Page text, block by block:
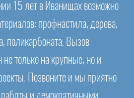
15 лет в Иванищах возможно
профнастила, дерева,
поликарбоната. Вызов
не только на крупные, но и
Позвоните и мы приятно